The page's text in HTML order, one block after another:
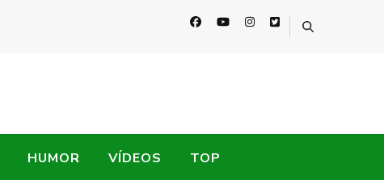
HUMOR VÍDEOS TOP